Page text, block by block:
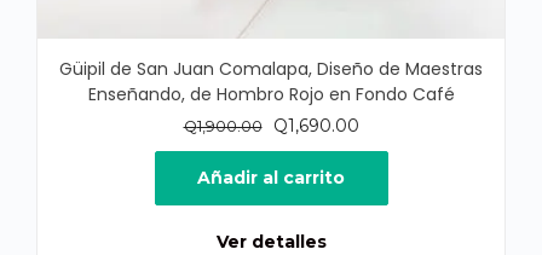
Güipil de San Juan Comalapa, Diseño de Maestras
Enseñando, de Hombro Rojo en Fondo Café
Q1,900.00
El
precio
original
era:
Q1,690.00El
precio
es:
Añadir al carrito
Ver detalles